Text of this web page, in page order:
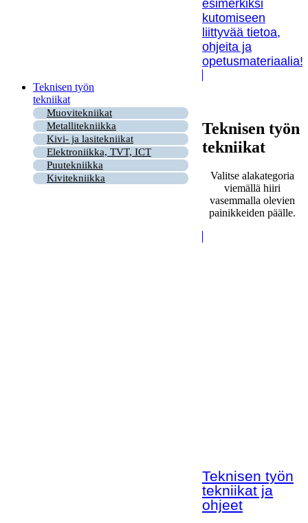
esimerkiksi
kutomiseen
liittyvää tietoa,
ohjeita ja
opetusmateriaalia!
Teknisen työn
tekniikat
Muovitekniikat
Metallitekniikka
Kivi- ja lasitekniikat
Elektroniikka, TVT, ICT
Puutekniikka
Kivitekniikka
Teknisen työn
tekniikat
Valitse alakategoria
viemällä hiiri
vasemmalla olevien
painikkeiden päälle.
Teknisen työn
tekniikat ja
ohjeet